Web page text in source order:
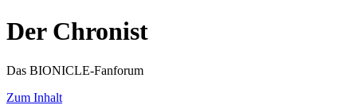
Der Chronist
Das BIONICLE-Fanforum
Zum Inhalt